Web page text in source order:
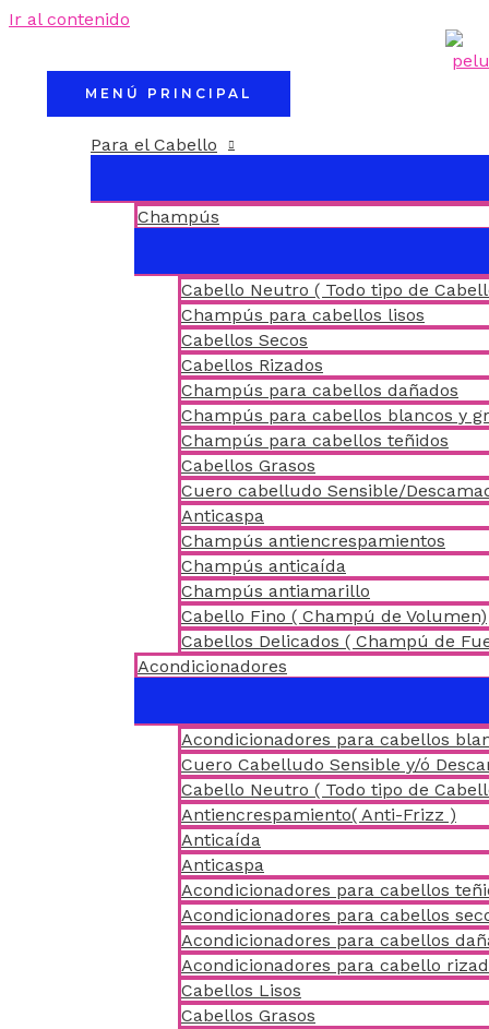
Ir al contenido
MENÚ PRINCIPAL
Para el Cabello
Champús
Cabello Neutro ( Todo tipo de
Champús para cabellos lisos
Cabellos Secos
Cabellos Rizados
Champús para cabellos dañados
Champús para cabellos blancos y
Champús para cabellos teñidos
Cabellos Grasos
Cuero cabelludo Sensible/
Anticaspa
Champús antiencrespamientos
Champús anticaída
Champús antiamarillo
Cabello Fino ( Champú de Volumen)
Cabellos Delicados ( Champú de
Acondicionadores
Acondicionadores para cabellos
Cuero Cabelludo Sensible y/ó
Cabello Neutro ( Todo tipo de
Antiencrespamiento( Anti-Frizz )
Anticaída
Anticaspa
Acondicionadores para cabellos
Acondicionadores para cabellos
Acondicionadores para cabellos
Acondicionadores para cabello
Cabellos Lisos
Cabellos Grasos